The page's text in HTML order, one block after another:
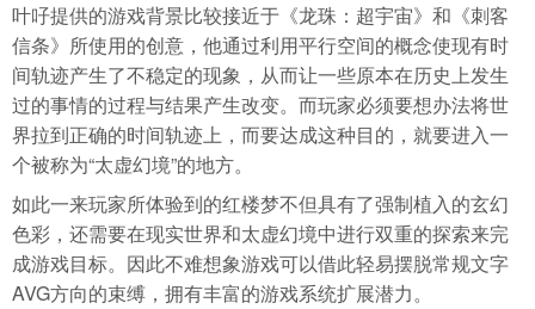
叶吇提供的游戏背景比较接近于《龙珠：超宇宙》和《刺客
信条》所使用的创意，他通过利用平行空间的概念使现有时
间轨迹产生了不稳定的现象，从而让一些原本在历史上发生
过的事情的过程与结果产生改变。而玩家必须要想办法将世
界拉到正确的时间轨迹上，而要达成这种目的，就要进入一
个被称为“太虚幻境”的地方。
如此一来玩家所体验到的红楼梦不但具有了强制植入的玄幻
色彩，还需要在现实世界和太虚幻境中进行双重的探索来完
成游戏目标。因此不难想象游戏可以借此轻易摆脱常规文字
AVG方向的束缚，拥有丰富的游戏系统扩展潜力。